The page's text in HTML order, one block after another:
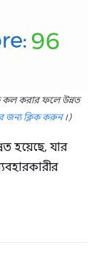
কল করার ফলে উন্নত
জন্য ক্লিক করুন।)
হয়েছে, যার